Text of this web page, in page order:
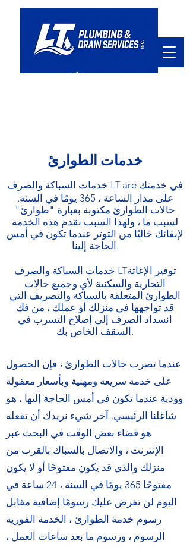
في خدمتكم
خدمات الطوارئ
خدمات السباكة والصرف LT are في خدمتك
على مدار الساعة ، 365 يومًا في السنة.
حالات الطوارئ مكتوبة بعبارة "طوارئ"
لسبب ما ، ولهذا السبب نقدم هذه الخدمة
لإبقائك خاليًا من التوتر عندما تكون في أمس
الحاجة إلينا.
خدمات السباكة والصرف LTتوفير الإغاثة
التجارية والسكنية لأي وجميع حالات
الطوارئ المتعلقة بالسباكة والتصريف التي
قد تواجهها في منزلك أو عملك ، من فك
انسداد الصرف إلى إصلاح التسرب في
السقف الخاص بك.
عندما تضرب حالات الطوارئ ، فإن الحصول
على خدمة سريعة ومهنية وبأسعار معقولة
وودية عندما تكون في أمس الحاجة إليها ، هو
شاغلنا الرئيسي. آخر شيء نريدك أن تفعله
هو قضاء بعض الوقت في البحث عبر
الإنترنت ، والاتصال بالسباك بالقرب من
منزلك والذي قد يكون مفتوحًا أو لا يكون
مفتوحًا 365 يومًا في السنة ، 24 ساعة في
اليوم لن تفرض عليك رسومًا إضافية مقابل
رسوم خدمة الطوارئ ، الخدمة الفورية
الرسوم ، ورسوم ما بعد ساعات العمل ،